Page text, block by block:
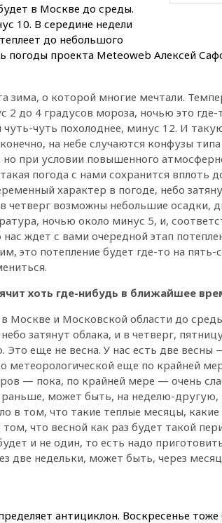
новый
13:38 В
Судного
13:29
13:19 WP:
со
13:13СК
факту
ребенка
12:44
В
женщина
ребенок
из окна
12:22
В
в Москве до среды.
10. В середине недели
до небольшого
погоды проекта Мeteoweb Алексей
зима, о которой многие мечтали.
2 до 4 градусов мороза, ночью это
чуть-чуть похолоднее, минус 12. И
на небе случаются конфузы
при условии повышенного
погода с нами сохранится вплоть
характер в погоде, небо
четверг возможны небольшие осадки,
ночью около минус 5, и,
нас ждет с вами очередной этап
это потепление будет где-то на пять-
хоть где-нибудь в ближайшее
Москве и Московской области до
затянут облака, и в четверг,
Это еще не весна. У нас есть две весны
метеорологической еще по крайней
— пока, по крайней мере — очень
раньше, может быть, на неделю-
в том, что такие теплые месяцы,
что весной как раз будет такой
и не один, то есть надо
две недельки, может быть, через
антициклон. Воскресенье тоже